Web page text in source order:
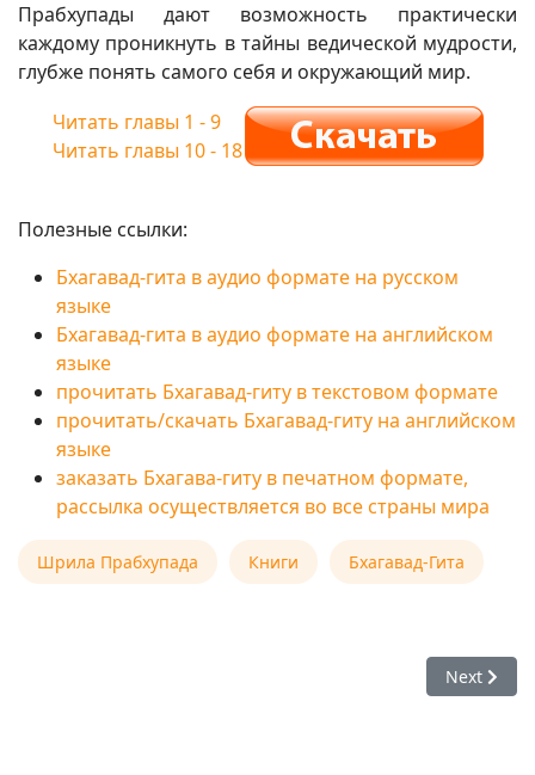
Прабхупады дают возможность практически
каждому проникнуть в тайны ведической мудрости,
глубже понять самого себя и окружающий мир.
Читать главы 1 - 9
Читать главы 10 - 18
Полезные ссылки:
Бхагавад-гита в аудио формате на русском
языке
Бхагавад-гита в аудио формате на английском
языке
прочитать Бхагавад-гиту в текстовом формате
прочитать/скачать Бхагавад-гиту на английском
языке
заказать Бхагава-гиту в печатном формате,
рассылка осуществляется во все страны мира
Шрила Прабхупада Книги Бхагавад-Гита
Next
Next